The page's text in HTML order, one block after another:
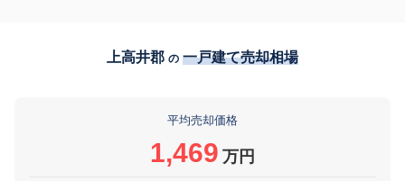
上高井郡 の 一戸建て売却相場
平均売却価格
1,469 万円